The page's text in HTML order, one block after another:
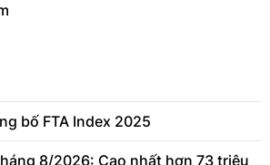
bố FTA Index 2025
8/2026: Cao nhất hơn 73 triệu